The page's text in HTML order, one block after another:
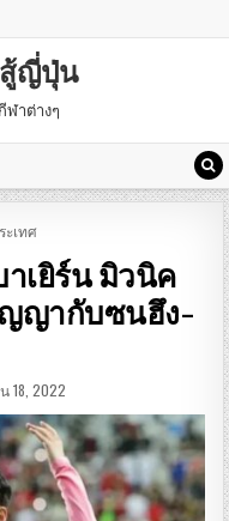
ญี่ปุ่น
ฬาต่างๆ
เทศ
เยิร์น มิวนิค
ญากับซนฮึง-
18, 2022